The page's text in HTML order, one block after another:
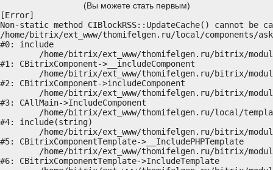
(Вы можете стать первым)
[Error]
Non-static method CIBlockRSS::UpdateCache() cannot
/home/bitrix/ext_www/thomifelgen.ru/local/components/
#0: include
#1: CBitrixComponent->__includeComponent
#2: CBitrixComponent->includeComponent
#3: CAllMain->IncludeComponent
#4: include(string)
#5: CBitrixComponentTemplate->__IncludePHPTemplate
#6: CBitrixComponentTemplate->IncludeTemplate